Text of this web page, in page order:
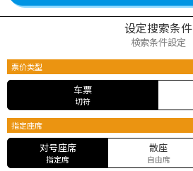
设定搜索条件
検索条件設定
票价类型
车票
切符
指定座席
对号座席
指定席
散座
自由席